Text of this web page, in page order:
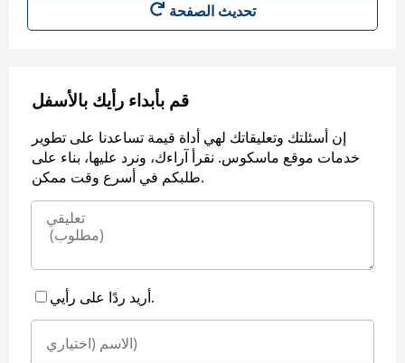
تحديث الصفحة
قم بأبداء رأيك بالأسفل
إن أسئلتك وتعليقاتك لهي أداة قيمة تساعدنا على تطوير
خدمات موقع ماسكوس. نقرأ آراءك، ونرد عليها، بناء على
طلبكم في أسرع وقت ممكن.
أريد ردًا على رأيي.